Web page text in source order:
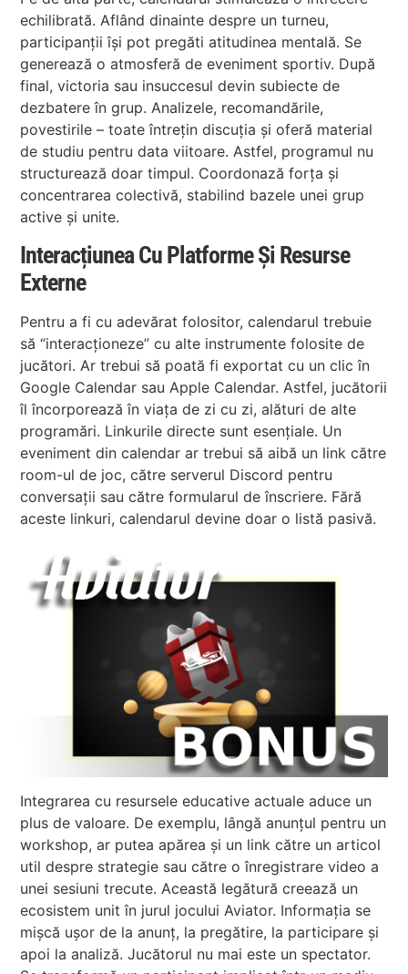
echilibrată. Aflând dinainte despre un turneu,
participanții își pot pregăti atitudinea mentală. Se
generează o atmosferă de eveniment sportiv. După
final, victoria sau insuccesul devin subiecte de
dezbatere în grup. Analizele, recomandările,
povestirile – toate întrețin discuția și oferă material
de studiu pentru data viitoare. Astfel, programul nu
structurează doar timpul. Coordonază forța și
concentrarea colectivă, stabilind bazele unei grup
active și unite.
Interacțiunea Cu Platforme Și Resurse
Externe
Pentru a fi cu adevărat folositor, calendarul trebuie
să “interacționeze” cu alte instrumente folosite de
jucători. Ar trebui să poată fi exportat cu un clic în
Google Calendar sau Apple Calendar. Astfel, jucătorii
îl încorporează în viața de zi cu zi, alături de alte
programări. Linkurile directe sunt esențiale. Un
eveniment din calendar ar trebui să aibă un link către
room-ul de joc, către serverul Discord pentru
conversații sau către formularul de înscriere. Fără
aceste linkuri, calendarul devine doar o listă pasivă.
Integrarea cu resursele educative actuale aduce un
plus de valoare. De exemplu, lângă anunțul pentru un
workshop, ar putea apărea și un link către un articol
util despre strategie sau către o înregistrare video a
unei sesiuni trecute. Această legătură creează un
ecosistem unit în jurul jocului Aviator. Informația se
mișcă ușor de la anunț, la pregătire, la participare și
apoi la analiză. Jucătorul nu mai este un spectator.